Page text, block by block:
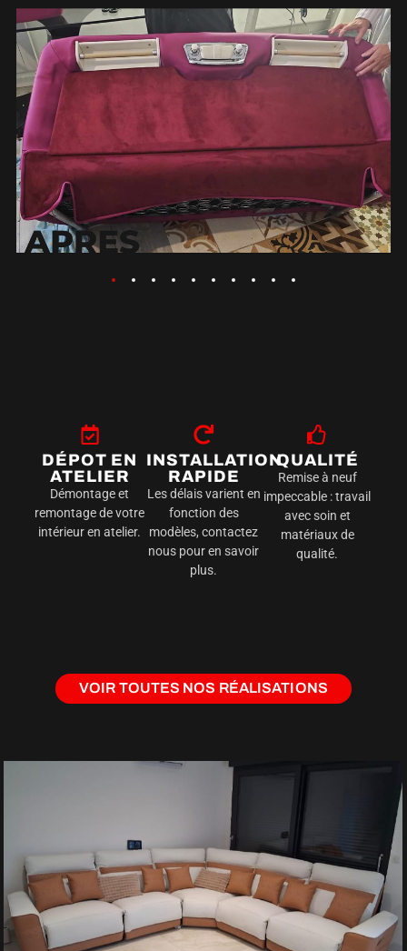
DÉPOT EN
ATELIER
Démontage et
remontage de votre
intérieur en atelier.
INSTALLATION
RAPIDE
Les délais varient en
fonction des
modèles, contactez
nous pour en savoir
plus.
QUALITÉ
Remise à neuf
impeccable : travail
avec soin et
matériaux de
qualité.
VOIR TOUTES NOS RÉALISATIONS